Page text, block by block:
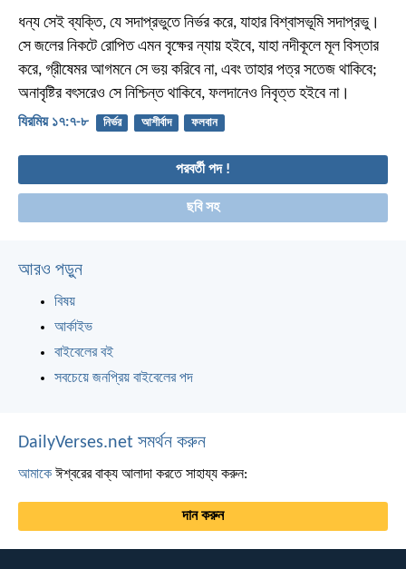
ধন্য সেই ব্যক্তি, যে সদাপ্রভুতে নির্ভর করে, যাহার বিশ্বাসভূমি সদাপ্রভু।
সে জলের নিকটে রোপিত এমন বৃক্ষের ন্যায় হইবে, যাহা নদীকূলে মূল বিস্তার
করে, গ্রীষেমর আগমনে সে ভয় করিবে না, এবং তাহার পত্র সতেজ থাকিবে;
অনাবৃষ্টির বৎসরেও সে নিশ্চিন্ত থাকিবে, ফলদানেও নিবৃত্ত হইবে না।
যিরমিয় ১৭:৭-৮ নির্ভর আশীর্বাদ ফলবান
পরবর্তী পদ !
ছবি সহ
আরও পড়ুন
বিষয়
আর্কাইভ
বাইবেলের বই
সবচেয়ে জনপ্রিয় বাইবেলের পদ
DailyVerses.net সমর্থন করুন
আমাকে ঈশ্বরের বাক্য আলাদা করতে সাহায্য করুন:
দান করুন